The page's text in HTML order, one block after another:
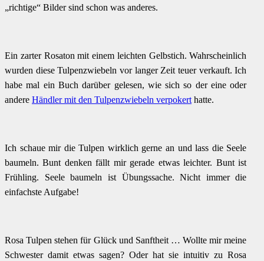
„richtige“ Bilder sind schon was anderes.
Ein zarter Rosaton mit einem leichten Gelbstich. Wahrscheinlich
wurden diese Tulpenzwiebeln vor langer Zeit teuer verkauft. Ich
habe mal ein Buch darüber gelesen, wie sich so der eine oder
andere Händler mit den Tulpenzwiebeln verpokert hatte.
Ich schaue mir die Tulpen wirklich gerne an und lass die Seele
baumeln. Bunt denken fällt mir gerade etwas leichter. Bunt ist
Frühling. Seele baumeln ist Übungssache. Nicht immer die
einfachste Aufgabe!
Rosa Tulpen stehen für Glück und Sanftheit … Wollte mir meine
Schwester damit etwas sagen? Oder hat sie intuitiv zu Rosa